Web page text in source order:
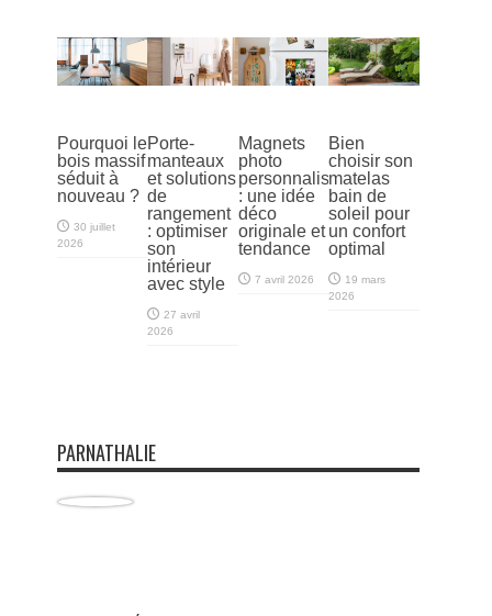
Pourquoi le
bois massif
séduit à
nouveau ?
30 juillet
2026
Porte-
manteaux
et solutions
de
rangement
: optimiser
son
intérieur
avec style
27 avril
2026
Magnets
photo
personnalisés
: une idée
déco
originale et
tendance
7 avril 2026
Bien
choisir son
matelas
bain de
soleil pour
un confort
optimal
19 mars
2026
PARNATHALIE